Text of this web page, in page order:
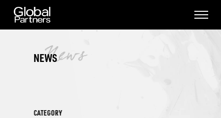
NEWS
CATEGORY